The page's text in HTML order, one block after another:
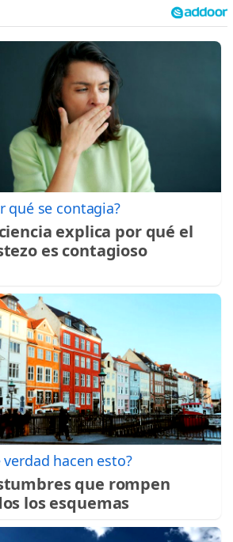
qué se contagia?
explica por qué el
es contagioso
verdad hacen esto?
que rompen
los esquemas